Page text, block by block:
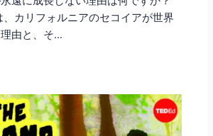
カリフォルニアのセコイアが世界
由と、そ…